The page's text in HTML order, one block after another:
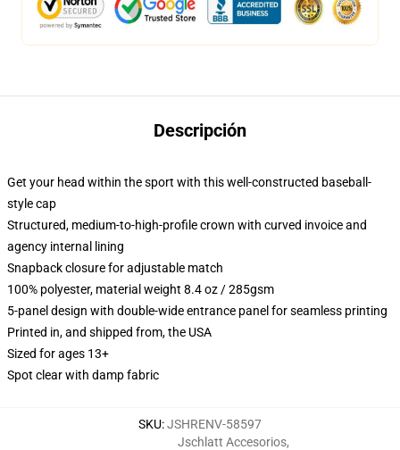
Descripción
Get your head within the sport with this well-constructed baseball-
style cap
Structured, medium-to-high-profile crown with curved invoice and
agency internal lining
Snapback closure for adjustable match
100% polyester, material weight 8.4 oz / 285gsm
5-panel design with double-wide entrance panel for seamless printing
Printed in, and shipped from, the USA
Sized for ages 13+
Spot clear with damp fabric
SKU:JSHRENV-58597
Jschlatt Accesorios,